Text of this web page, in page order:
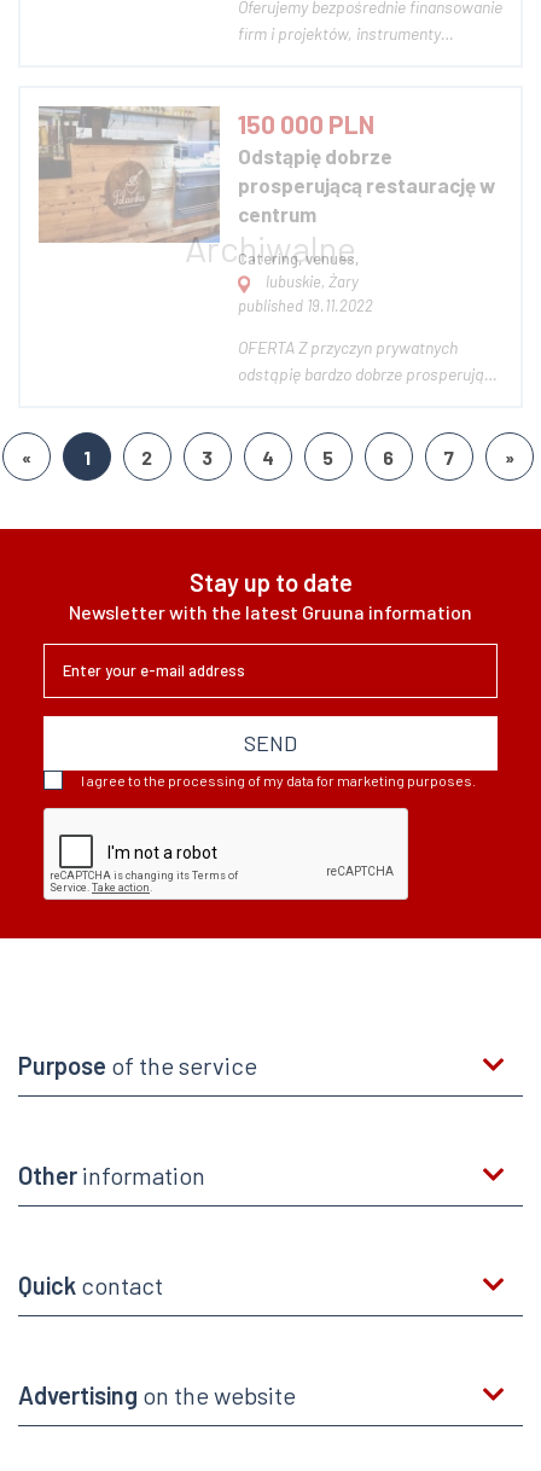
Oferujemy bezpośrednie finansowanie
firm i projektów, instrumenty
Finansowanie/Finansowanie. 2.
Kredyt-pożyczka. 3. Monetyzacja
instrumentów bankowych
(SBLC/Gwarancja Bankowa) z
wysokim LTV....
150 000 PLN
Odstąpię dobrze
prosperującą restaurację w
centrum
Catering, venues,
lubuskie, Żary
published 19.11.2022
OFERTA Z przyczyn prywatnych
odstąpię bardzo dobrze prosperującą
jest bardzo popularna, lubiana i
doceniana przez gości. Średni obrót
(przychody...
« 1 2 3 4 5 6 7 »
Stay up to date
Newsletter with the latest Gruuna information
SEND
I agree to the processing of my data for marketing purposes.
Purpose of the service
Other information
Quick contact
Advertising on the website